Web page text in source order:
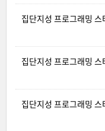
집단지성 프로그래밍
집단지성 프로그래밍
집단지성 프로그래밍